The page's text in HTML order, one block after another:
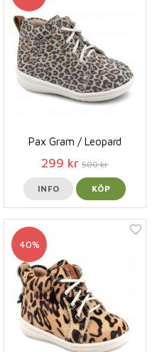
Pax Gram / Leopard
299 kr 500 kr
INFO KÖP
40%